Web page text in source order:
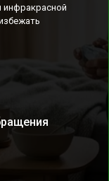
инфракрасной